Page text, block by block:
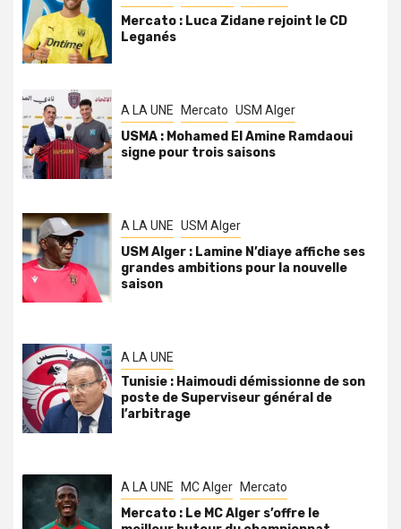
Mercato : Luca Zidane rejoint le CD
Leganés
A LA UNE Mercato USM Alger
USMA : Mohamed El Amine Ramdaoui
signe pour trois saisons
A LA UNE USM Alger
USM Alger : Lamine N’diaye affiche ses
grandes ambitions pour la nouvelle
saison
A LA UNE
Tunisie : Haimoudi démissionne de son
poste de Superviseur général de
l’arbitrage
A LA UNE MC Alger Mercato
Mercato : Le MC Alger s’offre le